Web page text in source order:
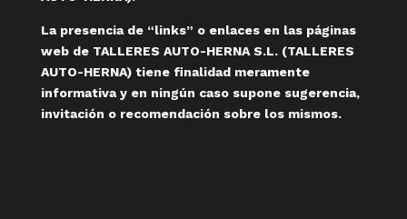
La presencia de “links” o enlaces en las páginas
web de TALLERES AUTO-HERNA S.L. (TALLERES
AUTO-HERNA) tiene finalidad meramente
informativa y en ningún caso supone sugerencia,
invitación o recomendación sobre los mismos.